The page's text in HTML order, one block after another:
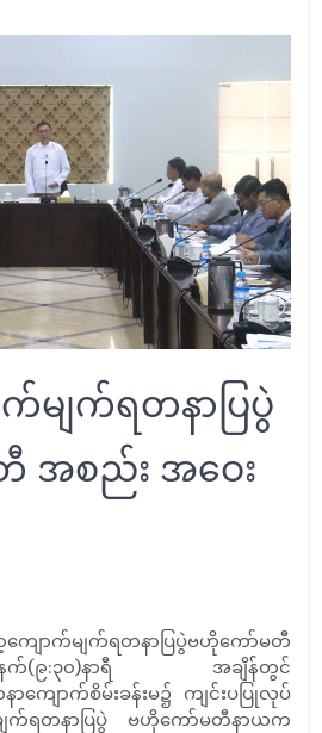
က်မျက်ရတနာပြပွဲ
အစည်း အဝေး
ျက်ရတနာပြပွဲဗဟိုကော်မတီ
နံနက်(၉:၃၀)နာရီ အချိန်တွင်
ကျောက်စိမ်းခန်းမ၌ ကျင်းပပြုလုပ်
ျက်ရတနာပြပွဲ ဗဟိုကော်မတီနာယက